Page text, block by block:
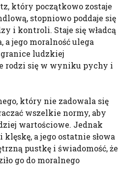
który początkowo zostaje
stopniowo poddaje się
i kontroli. Staje się władcą
jego moralność ulega
ludzkiej
rodzi się w wyniku pychy i
który nie zadowala się
wszelkie normy, aby
wartościowe. Jednak
a jego ostatnie słowa
pustkę i świadomość, że
go do moralnego